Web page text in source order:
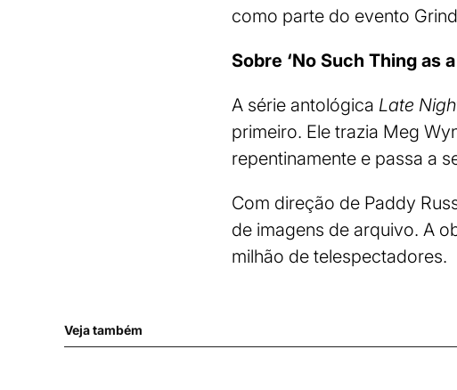
como parte do evento
Sobre ‘No Such Thing as
A série antológica Late
primeiro. Ele trazia Meg
repentinamente e passa a
Com direção de Paddy
de imagens de arquivo. A
milhão de telespectadores.
Veja também